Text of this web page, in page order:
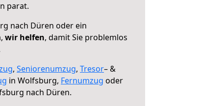
parat.
nach Düren oder ein
wir helfen, damit Sie problemlos
, Seniorenumzug, Tresor– &
in Wolfsburg, Fernumzug oder
nach Düren.